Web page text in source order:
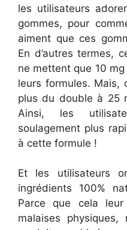
les utilisateurs
gommes, pour
aiment que ces
En d’autres termes,
ne mettent que 10
leurs formules. Mais,
plus du double à 25
Ainsi, les
soulagement plus
à cette formule !
Et les utilisateurs
ingrédients 100%
Parce que cela
malaises